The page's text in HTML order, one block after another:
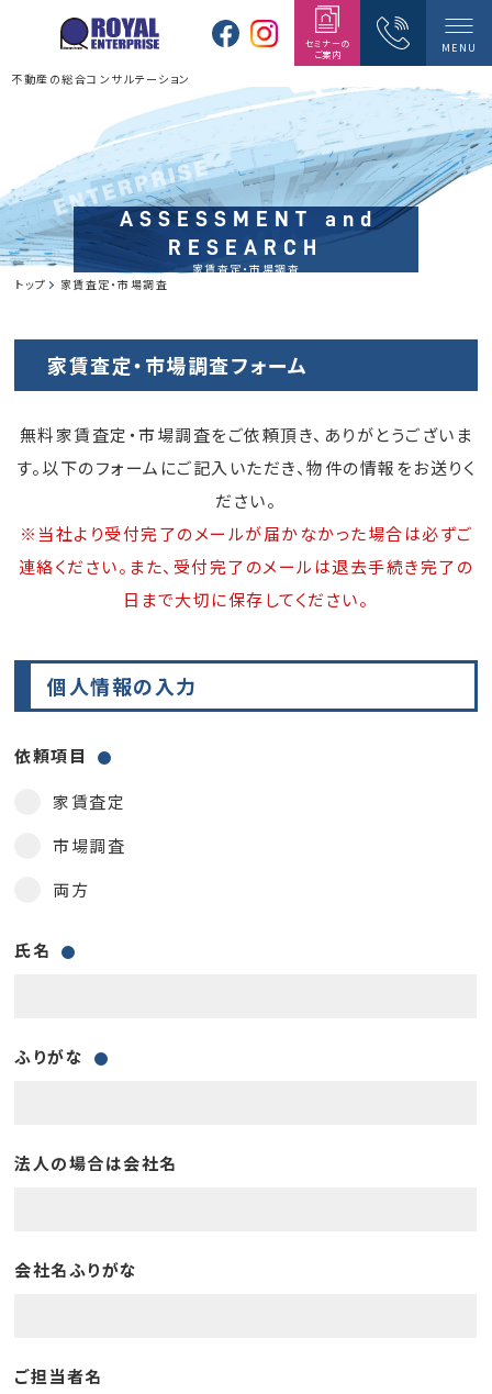
MENU
セミナーの
ご案内
不動産の総合コンサルテーション
ASSESSMENT and
RESEARCH
家賃査定・市場調査
トップ
家賃査定・市場調査
家賃査定・市場調査フォーム
無料家賃査定・市場調査をご依頼頂き、ありがとうございま
す。以下のフォームにご記入いただき、物件の情報をお送りく
ださい。
※当社より受付完了のメールが届かなかった場合は必ずご
連絡ください。また、受付完了のメールは退去手続き完了の
日まで大切に保存してください。
個人情報の入力
依頼項目
家賃査定
市場調査
両方
氏名
ふりがな
法人の場合は会社名
会社名ふりがな
ご担当者名